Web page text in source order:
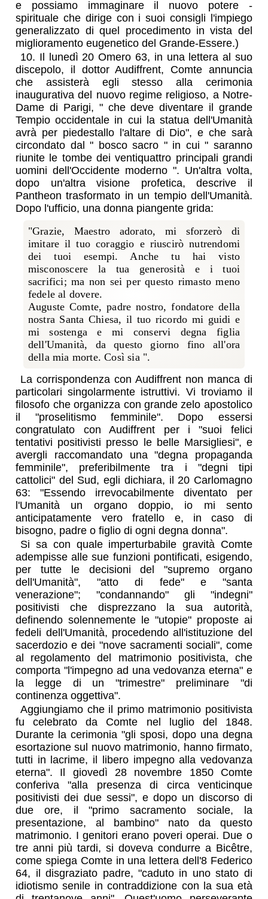
e possiamo immaginare il nuovo potere -
spirituale che dirige con i suoi consigli l'impiego
generalizzato di quel procedimento in vista del
miglioramento eugenetico del Grande-Essere.)
10. Il lunedì 20 Omero 63, in una lettera al suo
discepolo, il dottor Audiffrent, Comte annuncia
che assisterà egli stesso alla cerimonia
inaugurativa del nuovo regime religioso, a Notre-
Dame di Parigi, " che deve diventare il grande
Tempio occidentale in cui la statua dell'Umanità
avrà per piedestallo l'altare di Dio", e che sarà
circondato dal " bosco sacro " in cui " saranno
riunite le tombe dei ventiquattro principali grandi
uomini dell'Occidente moderno ". Un'altra volta,
dopo un'altra visione profetica, descrive il
Pantheon trasformato in un tempio dell'Umanità.
Dopo l'ufficio, una donna piangente grida:
"Grazie, Maestro adorato, mi sforzerò di
imitare il tuo coraggio e riuscirò nutrendomi
dei tuoi esempi. Anche tu hai visto
misconoscere la tua generosità e i tuoi
sacrifici; ma non sei per questo rimasto meno
fedele al dovere.
Auguste Comte, padre nostro, fondatore della
nostra Santa Chiesa, il tuo ricordo mi guidi e
mi sostenga e mi conservi degna figlia
dell'Umanità, da questo giorno fino all'ora
della mia morte. Così sia ".
La corrispondenza con Audiffrent non manca di
particolari singolarmente istruttivi. Vi troviamo il
filosofo che organizza con grande zelo apostolico
il "proselitismo femminile". Dopo essersi
congratulato con Audiffrent per i "suoi felici
tentativi positivisti presso le belle Marsigliesi", e
avergli raccomandato una "degna propaganda
femminile", preferibilmente tra i "degni tipi
cattolici" del Sud, egli dichiara, il 20 Carlomagno
63: "Essendo irrevocabilmente diventato per
l'Umanità un organo doppio, io mi sento
anticipatamente vero fratello e, in caso di
bisogno, padre o figlio di ogni degna donna".
Si sa con quale imperturbabile gravità Comte
adempisse alle sue funzioni pontificati, esigendo,
per tutte le decisioni del "supremo organo
dell'Umanità", "atto di fede" e "santa
venerazione"; "condannando" gli "indegni"
positivisti che disprezzano la sua autorità,
definendo solennemente le "utopie" proposte ai
fedeli dell'Umanità, procedendo all'istituzione del
sacerdozio e dei "nove sacramenti sociali", come
al regolamento del matrimonio positivista, che
comporta "l'impegno ad una vedovanza eterna" e
la legge di un "trimestre" preliminare "di
continenza oggettiva".
Aggiungiamo che il primo matrimonio positivista
fu celebrato da Comte nel luglio del 1848.
Durante la cerimonia "gli sposi, dopo una degna
esortazione sul nuovo matrimonio, hanno firmato,
tutti in lacrime, il libero impegno alla vedovanza
eterna". Il giovedì 28 novembre 1850 Comte
conferiva "alla presenza di circa venticinque
positivisti dei due sessi", e dopo un discorso di
due ore, il "primo sacramento sociale, la
presentazione, al bambino" nato da questo
matrimonio. I genitori erano poveri operai. Due o
tre anni più tardi, si doveva condurre a Bicêtre,
come spiega Comte in una lettera dell'8 Federico
64, il disgraziato padre, "caduto in uno stato di
idiotismo senile in contraddizione con la sua età